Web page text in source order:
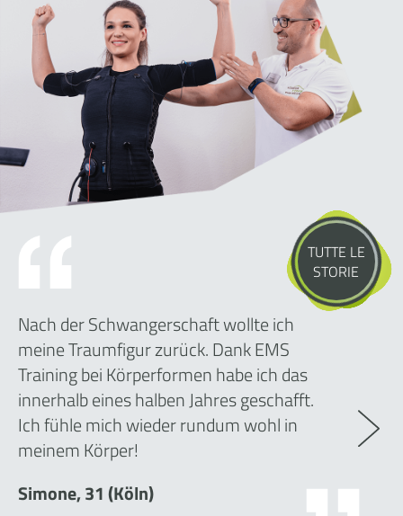
TUTTE LE
STORIE
Nach der Schwangerschaft wollte ich
meine Traumfigur zurück. Dank EMS
Training bei Körperformen habe ich das
innerhalb eines halben Jahres geschafft.
Ich fühle mich wieder rundum wohl in
meinem Körper!
Simone, 31 (Köln)